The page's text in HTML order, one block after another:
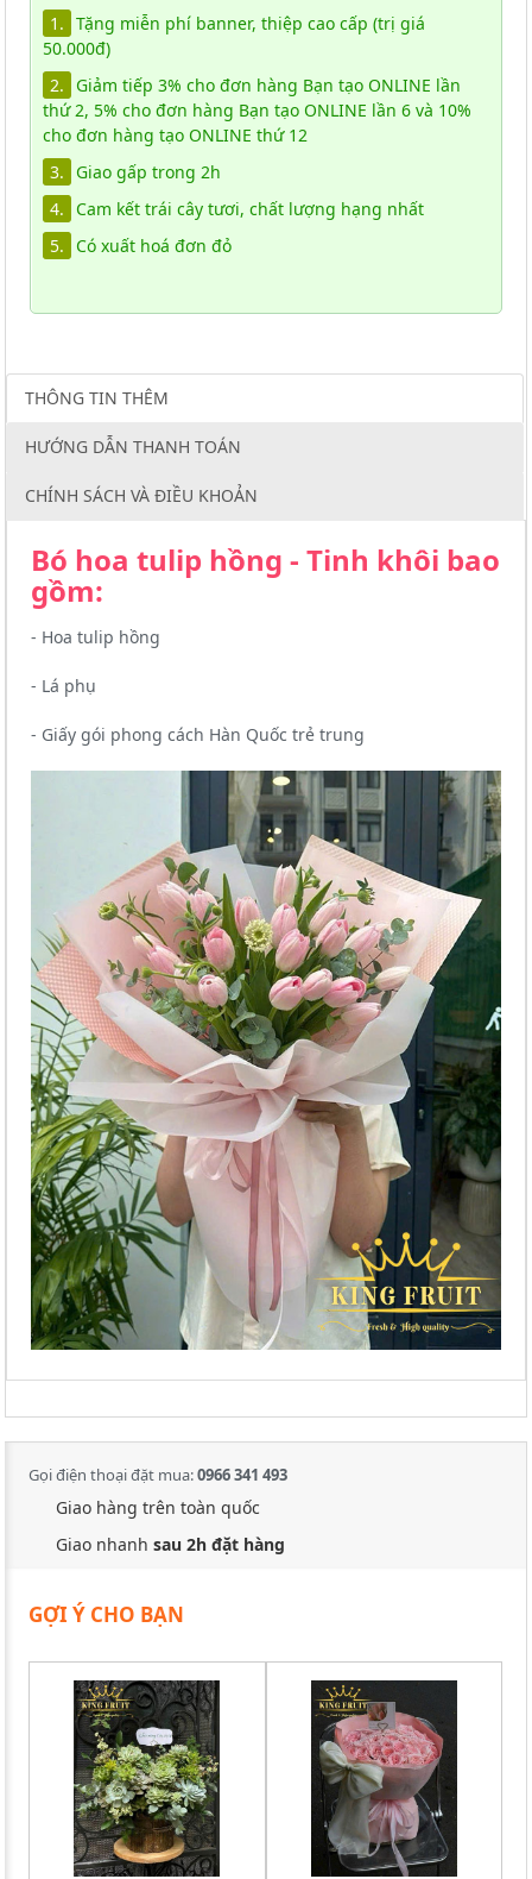
1. Tặng miễn phí banner, thiệp cao cấp (trị giá
50.000đ)
2.
Giảm tiếp 3% cho đơn hàng Bạn tạo ONLINE lần
thứ 2, 5% cho đơn hàng Bạn tạo ONLINE lần 6 và 10%
cho đơn hàng tạo ONLINE thứ 12
3.
Giao gấp trong 2h
4.
Cam kết trái cây tươi, chất lượng hạng nhất
5.
Có xuất hoá đơn đỏ
THÔNG TIN THÊM
HƯỚNG DẪN THANH TOÁN
CHÍNH SÁCH VÀ ĐIỀU KHOẢN
Bó hoa tulip hồng - Tinh khôi bao
gồm:
- Hoa tulip hồng
- Lá phụ
- Giấy gói phong cách Hàn Quốc trẻ trung
Gọi điện thoại đặt mua:0966 341 493
Giao hàng trên toàn quốc
Giao nhanh sau 2h đặt hàng
GỢI Ý CHO BẠN